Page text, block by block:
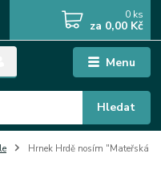
Menu
Hledat
0 ks
za 0,00 Kč
Hrnek Hrdě nosím "Mateřská